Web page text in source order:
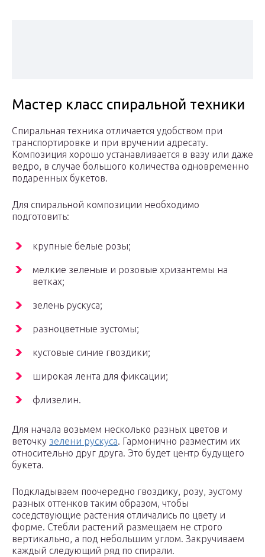
Мастер класс спиральной техники
Спиральная техника отличается удобством при
транспортировке и при вручении адресату.
Композиция хорошо устанавливается в вазу или даже
ведро, в случае большого количества одновременно
подаренных букетов.
Для спиральной композиции необходимо
подготовить:
крупные белые розы;
мелкие зеленые и розовые хризантемы на
ветках;
зелень рускуса;
разноцветные эустомы;
кустовые синие гвоздики;
широкая лента для фиксации;
флизелин.
Для начала возьмем несколько разных цветов и
веточку зелени рускуса. Гармонично разместим их
относительно друг друга. Это будет центр будущего
букета.
Подкладываем поочередно гвоздику, розу, эустому
разных оттенков таким образом, чтобы
соседствующие растения отличались по цвету и
форме. Стебли растений размещаем не строго
вертикально, а под небольшим углом. Закручиваем
каждый следующий ряд по спирали.